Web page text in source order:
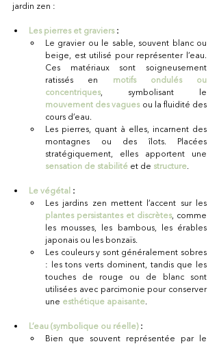
jardin zen :
Les pierres et graviers :
Le gravier ou le sable, souvent blanc ou
beige, est utilisé pour représenter l’eau.
Ces matériaux sont soigneusement
ratissés en motifs ondulés ou
concentriques
mouvement des vagues ou la fluidité des
cours d’eau.
Les pierres, quant à elles, incarnent des
montagnes ou des îlots. Placées
sensation de stabilité et de structure.
Le végétal :
plantes persistantes et discrètes, comme
les mousses, les bambous, les érables
japonais ou les bonzaïs.
Les couleurs y sont généralement sobres
: les tons verts dominent, tandis que les
touches de rouge ou de blanc sont
utilisées avec parcimonie pour conserver
une esthétique apaisante.
L’eau (symbolique ou réelle) :
Bien que souvent représentée par le